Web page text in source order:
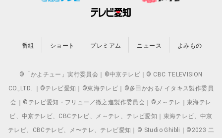
番組 ショート プレミアム ニュース よみもの
©「かよチュー」実行委員会｜©中京テレビ｜© CBC TELEVISION
CO.,LTD. ｜©テレビ愛知｜©東海テレビ｜©多田かおる/ イタキス製作委員
会｜©テレビ愛知・フリュー／徹之進製作委員会｜©メ～テレ｜東海テレ
ビ、中京テレビ、CBCテレビ、メ～テレ、テレビ愛知｜東海テレビ、中京
テレビ、CBCテレビ、メ〜テレ、テレビ愛知｜© Studio Ghibli｜©2023 二